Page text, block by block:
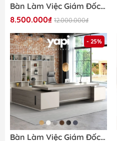
Bàn Làm Việc Giám Đốc Màu Vân Gỗ Phối Đen Có Ngăn Kéo,Cho Văn Phòng 180x80x75cm Yapi-BLD002
8.500.000₫ 12.000.000₫
- 25%
Bàn Làm Việc Giám Đốc Gỗ MDF Xám Trắng Viền Kim Loại, Nội Thất Văn Phòng 200x80x75cm Yapi-BLD005